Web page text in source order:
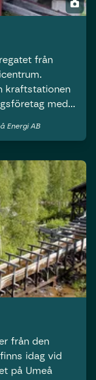
från
kraftstationen
med
stationen.
Energi AB
från den
idag vid
på Umeå